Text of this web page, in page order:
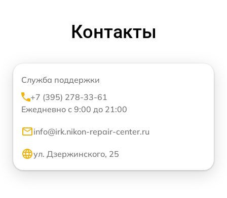
Контакты
Служба поддержки
+7 (395) 278-33-61
Ежедневно с 9:00 до 21:00
info@irk.nikon-repair-center.ru
ул. Дзержинского, 25